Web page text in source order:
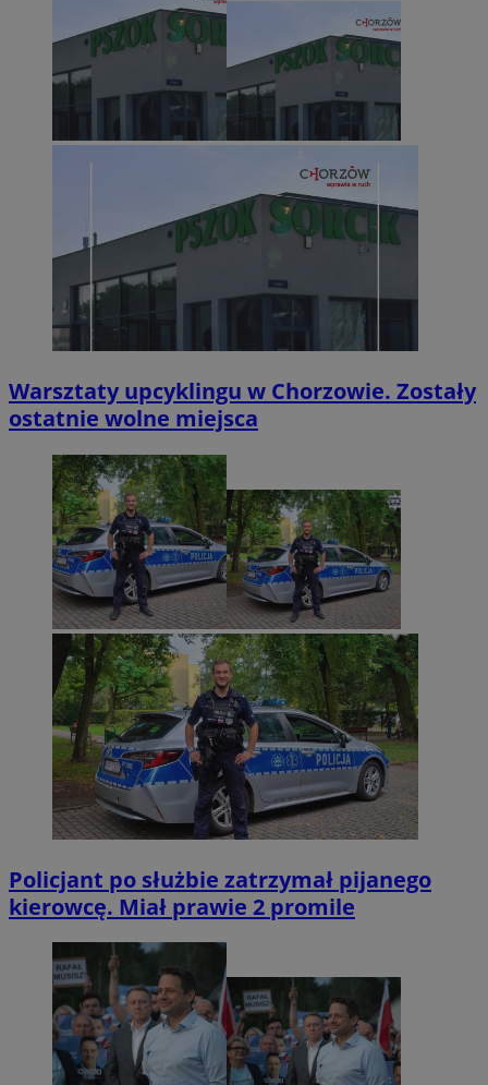
Warsztaty upcyklingu w Chorzowie. Zostały
ostatnie wolne miejsca
Policjant po służbie zatrzymał pijanego
kierowcę. Miał prawie 2 promile